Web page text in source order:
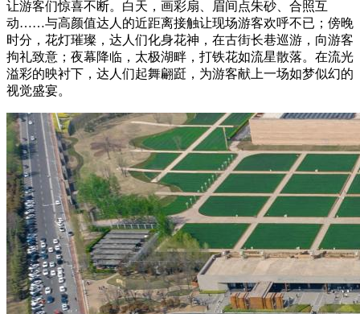
让游客们惊喜不断。白天，画彩扇、眉间点朱砂、合照互
动……与高颜值达人的近距离接触让现场游客欢呼不已；傍晚
时分，花灯璀璨，达人们化身花神，在古街长巷巡游，向游客
拘礼致意；夜幕降临，太极湖畔，打铁花如流星散落。在流光
溢彩的映衬下，达人们起舞翩跹，为游客献上一场如梦似幻的
视觉盛宴。